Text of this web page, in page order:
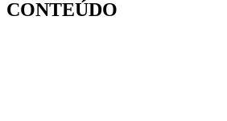
CONTEÚDO